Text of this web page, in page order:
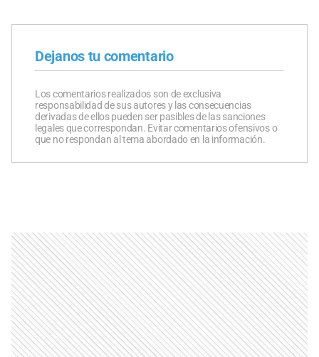
Dejanos tu comentario
Los comentarios realizados son de exclusiva
responsabilidad de sus autores y las consecuencias
derivadas de ellos pueden ser pasibles de las sanciones
legales que correspondan. Evitar comentarios ofensivos o
que no respondan al tema abordado en la información.